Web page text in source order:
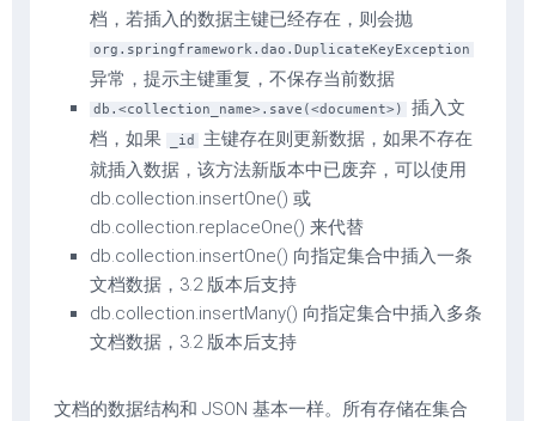
档，若插入的数据主键已经存在，则会抛
org.springframework.dao.DuplicateKeyException
异常，提示主键重复，不保存当前数据
db.<collection_name>.save(<document>)
插入文
档，如果
_id
主键存在则更新数据，如果不存在
就插入数据，该方法新版本中已废弃，可以使用
db.collection.insertOne() 或
db.collection.replaceOne() 来代替
db.collection.insertOne() 向指定集合中插入一条
文档数据，3.2 版本后支持
db.collection.insertMany() 向指定集合中插入多条
文档数据，3.2 版本后支持
文档的数据结构和 JSON 基本一样。所有存储在集合